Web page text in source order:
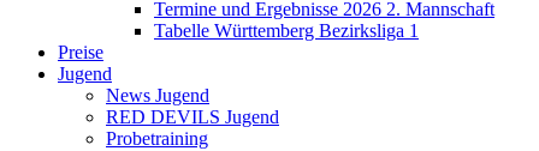
Termine und Ergebnisse 2026 2. Mannschaft
Tabelle Württemberg Bezirksliga 1
Preise
Jugend
News Jugend
RED DEVILS Jugend
Probetraining